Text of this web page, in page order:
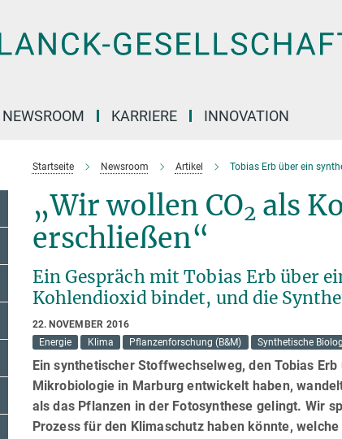
NEWSROOM KARRIERE INNOVATION
Startseite Newsroom Artikel Tobias Erb über ein
„Wir wollen CO2 als
erschließen“
Ein Gespräch mit Tobias Erb über
Kohlendioxid bindet, und die
22. NOVEMBER 2016
Energie
Klima Pflanzenforschung (B&M) Synthetische
Ein synthetischer Stoffwechselweg, den Tobias
Mikrobiologie in Marburg entwickelt haben,
als das Pflanzen in der Fotosynthese gelingt. Wir
Prozess für den Klimaschutz haben könnte,